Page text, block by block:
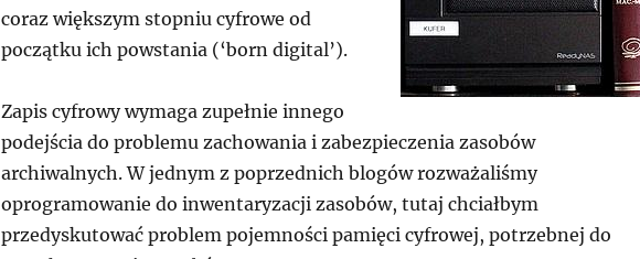
coraz większym stopniu cyfrowe od
początku ich powstania (‘born digital’).
Zapis cyfrowy wymaga zupełnie innego
podejścia do problemu zachowania i zabezpieczenia zasobów
archiwalnych. W jednym z poprzednich blogów rozważaliśmy
oprogramowanie do inwentaryzacji zasobów, tutaj chciałbym
przedyskutować problem pojemności pamięci cyfrowej, potrzebnej do